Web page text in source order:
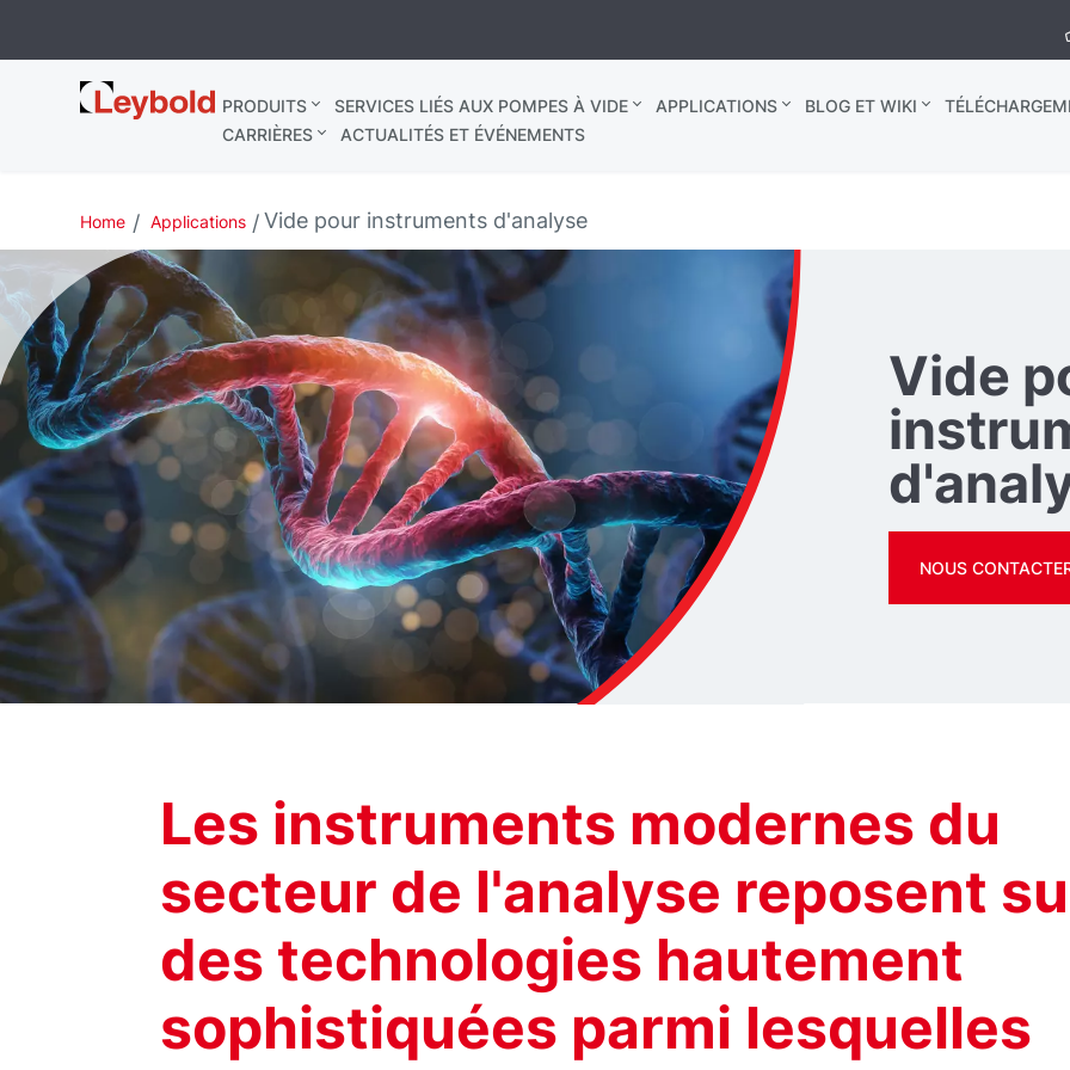
Leybold
France
PRODUITS SERVICES LIÉS AUX POMPES À VIDE APPLICATIONS BLOG ET WIKI
CARRIÈRES
ACTUALITÉS ET ÉVÉNEMENTS
Home Applications Vide pour instruments d'analyse
Vide
NOUS
Les instruments modernes du
secteur de l'analyse reposent
des technologies hautement
sophistiquées parmi lesquelles